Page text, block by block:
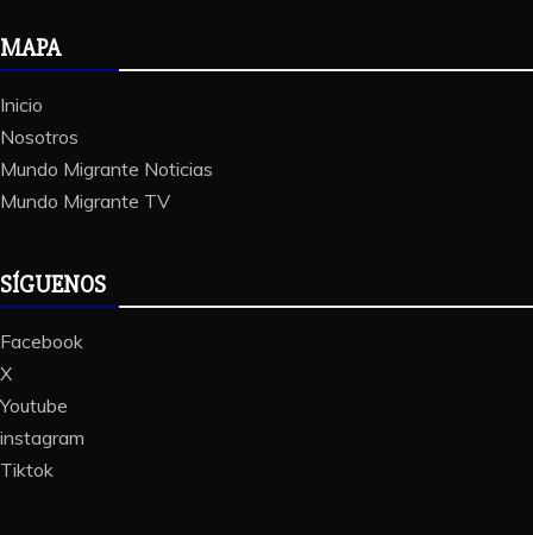
MAPA
Inicio
Nosotros
Mundo Migrante Noticias
Mundo Migrante TV
SÍGUENOS
Facebook
X
Youtube
instagram
Tiktok